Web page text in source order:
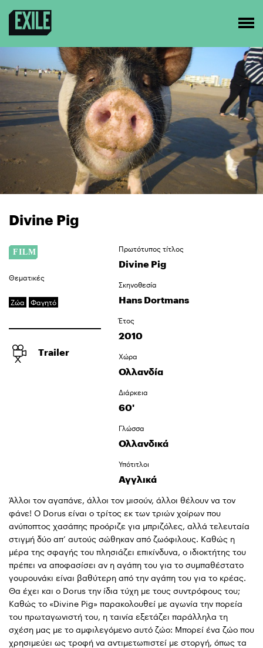
Divine Pig
Θεματικές
Ζώα Φαγητό
Trailer
Πρωτότυπος τίτλος
Divine Pig
Σκηνοθεσία
Hans Dortmans
Έτος
2010
Χώρα
Ολλανδία
Διάρκεια
60'
Γλώσσα
Ολλανδικά
Υπότιτλοι
Αγγλικά
Άλλοι τον αγαπάνε, άλλοι τον μισούν, άλλοι θέλουν να τον
φάνε! Ο Dorus είναι ο τρίτος εκ των τριών χοίρων που
ανύποπτος χασάπης προόριζε για μπριζόλες, αλλά τελευταία
στιγμή δύο απ’ αυτούς σώθηκαν από ζωόφιλους. Καθώς η
μέρα της σφαγής του πλησιάζει επικίνδυνα, ο ιδιοκτήτης του
πρέπει να αποφασίσει αν η αγάπη του για το συμπαθέστατο
γουρουνάκι είναι βαθύτερη από την αγάπη του για το κρέας.
Θα έχει και ο Dorus την ίδια τύχη με τους συντρόφους του;
Καθώς το «Divine Pig» παρακολουθεί με αγωνία την πορεία
του πρωταγωνιστή του, η ταινία εξετάζει παράλληλα τη
σχέση μας με το αμφιλεγόμενο αυτό ζώο: Μπορεί ένα ζώο που
χρησιμεύει ως τροφή να αντιμετωπιστεί με στοργή, όπως τα